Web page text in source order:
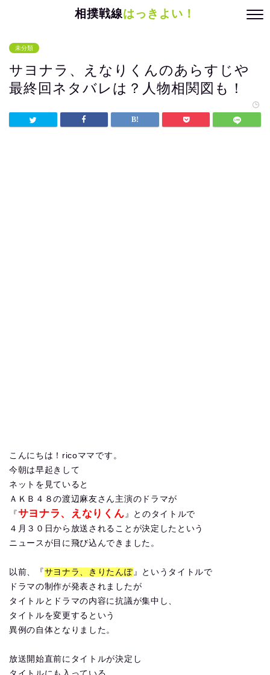
相撲戦線はっきよい！
未分類
サヨナラ、えなりくんのあらすじや
最終回ネタバレは？人物相関図も！
こんにちは！ricoママです。
今朝は早起きして
ネットを見ていると
ＡＫＢ４８の渡辺麻友さん主演のドラマが
『 サヨナラ、えなりくん』とのタイトルで
４月３０日から放送されることが決定したという
ニュースが目に飛び込んできました。
以前、『 サヨナラ、きりたんぽ』というタイトルで
ドラマの制作が発表されましたが
タイトルとドラマの内容に抗議が集中し、
タイトルを変更するという
異例の自体となりました。
放送開始直前にタイトルが決定し